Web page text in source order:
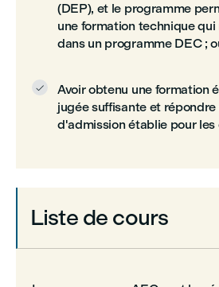
(DEP), et le programme
une formation technique
dans un programme DEC ;

Avoir obtenu une formation
jugée suffisante et
d'admission établie pour
Liste de cours